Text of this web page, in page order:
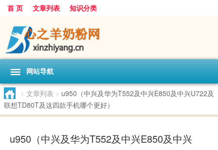
首 页 文章列表 知识分类
网站导航
> 文章列表 > u950（中兴及华为T552及中兴E850及中兴U722及
联想TD80T及这四款手机哪个更好）
u950（中兴及华为T552及中兴E850及中兴